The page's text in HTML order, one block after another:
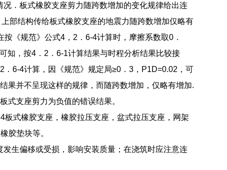
．板式橡胶支座剪力随跨数增加的变化规律给出连
部结构传给板式橡胶支座的地震力随跨数增加仅略有
《规范》公式4，2．6-4计算时，摩擦系数取0．
知，按4．2．6-1计算结果与时程分析结果比较接
6-4计算，因《规范》规定局≥0．3，P1D=0.02，可
果并不呈现这样的规律，而随跨数增加，仅略有增加.
式支座剪力为负值的错误结果。
式橡胶支座，橡胶拉压支座，盆式拉压支座，网架
胶垫块等。
生偏移或受损，影响安装质量；在浇筑时应注意连